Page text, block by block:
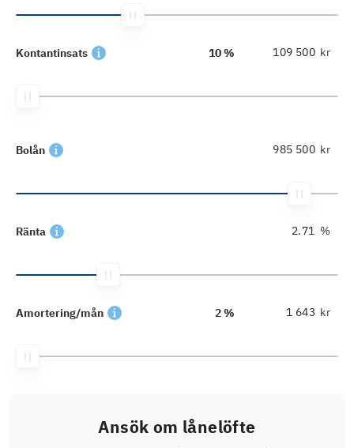
Kontantinsats 10 % kr
Bolån kr
Ränta %
Amortering/mån 2 % kr
Ansök om lånelöfte